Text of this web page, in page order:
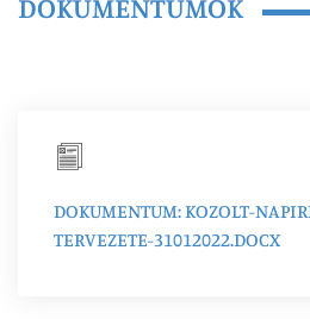
DOKUMENTUMOK
DOKUMENTUM: KOZOLT-
TERVEZETE-31012022.DOCX